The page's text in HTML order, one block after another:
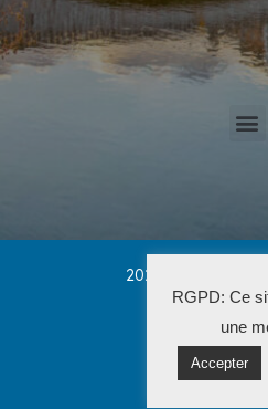
2025 Cabinet
La
RGPD: Ce
une
Accepter